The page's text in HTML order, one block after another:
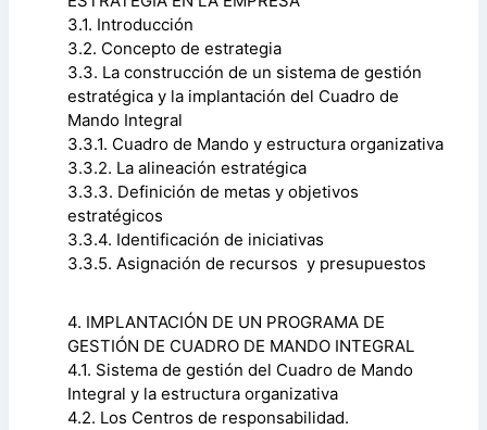
3.1. Introducción
3.2. Concepto de estrategia
3.3. La construcción de un sistema de gestión
estratégica y la implantación del Cuadro de
Mando Integral
3.3.1. Cuadro de Mando y estructura organizativa
3.3.2. La alineación estratégica
3.3.3. Definición de metas y objetivos
estratégicos
3.3.4. Identificación de iniciativas
3.3.5. Asignación de recursos y presupuestos
4. IMPLANTACIÓN DE UN PROGRAMA DE
GESTIÓN DE CUADRO DE MANDO INTEGRAL
4.1. Sistema de gestión del Cuadro de Mando
Integral y la estructura organizativa
4.2. Los Centros de responsabilidad.